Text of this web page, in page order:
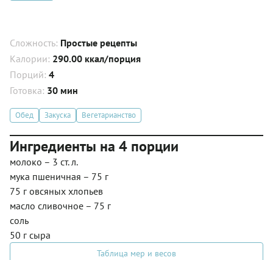
Сложность: Простые рецепты
Калории: 290.00 ккал/порция
Порций: 4
Готовка: 30 мин
Обед Закуска Вегетарианство
Ингредиенты на 4 порции
молоко – 3 ст. л.
мука пшеничная – 75 г
75 г овсяных хлопьев
масло сливочное – 75 г
соль
50 г сыра
Таблица мер и весов